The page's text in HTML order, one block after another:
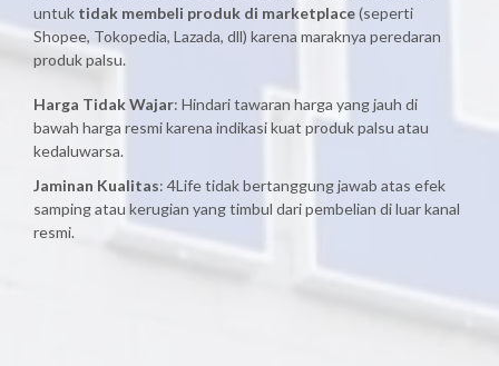
untuk tidak membeli produk di marketplace(seperti
Shopee, Tokopedia, Lazada, dll) karena maraknya peredaran
produk palsu.
Harga Tidak Wajar: Hindari tawaran harga yang jauh di
bawah harga resmi karena indikasi kuat produk palsu atau
kedaluwarsa.
Jaminan Kualitas: 4Life tidak bertanggung jawab atas efek
samping atau kerugian yang timbul dari pembelian di luar kanal
resmi.